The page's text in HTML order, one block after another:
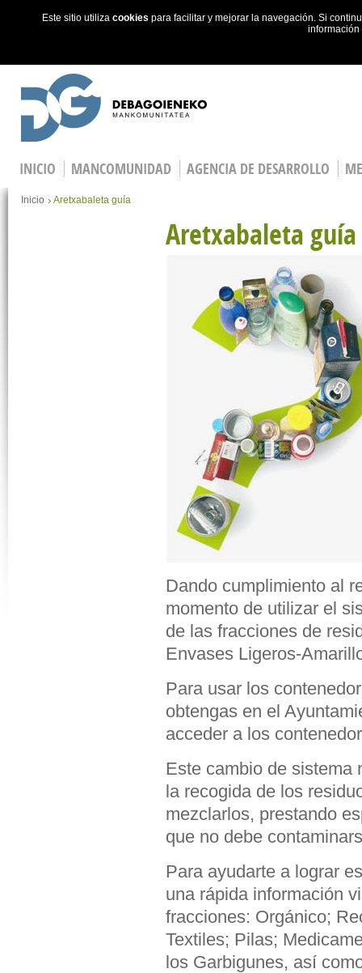
Este sitio utiliza cookies para facilitar y mejorar la navegación. Si
INICIO MANCOMUNIDAD AGENCIA DE DESARROLLO
You are here
Inicio Aretxabaleta guía
Aretxabaleta guía
Dando cumplimiento al
momento de utilizar el
de las fracciones de
Envases Ligeros-
Para usar los
obtengas en el
acceder a los
Este cambio de sistema
la recogida de los
mezclarlos, prestando
que no debe
Para ayudarte a lograr
una rápida información
fracciones: Orgánico;
Textiles; Pilas;
los Garbigunes, así